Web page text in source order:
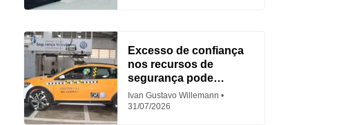
Excesso de confiança
nos recursos de
segurança pode
aumentar acidentes
Ivan Gustavo Willemann
31/07/2026